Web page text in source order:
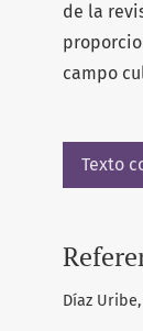
de la
campo
Texto
Díaz